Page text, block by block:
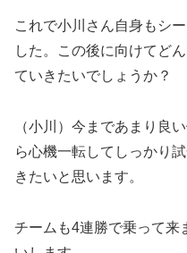
これで小川さん自身もシ
した。この後に向けてど
ていきたいでしょうか？
（小川）今まであまり良
ら心機一転してしっかり
きたいと思います。
チームも4連勝で乗って来